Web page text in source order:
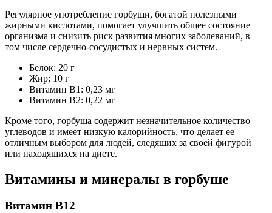
Регулярное употребление горбуши, богатой полезными
жирными кислотами, помогает улучшить общее состояние
организма и снизить риск развития многих заболеваний, в
том числе сердечно-сосудистых и нервных систем.
Белок: 20 г
Жир: 10 г
Витамин В1: 0,23 мг
Витамин В2: 0,22 мг
Кроме того, горбуша содержит незначительное количество
углеводов и имеет низкую калорийность, что делает ее
отличным выбором для людей, следящих за своей фигурой
или находящихся на диете.
Витамины и минералы в горбуше
Витамин В12